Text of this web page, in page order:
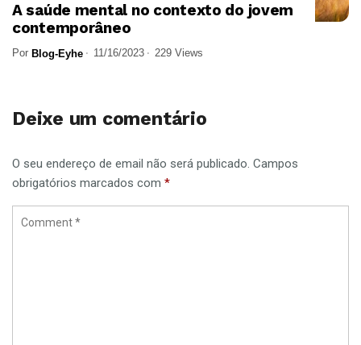
A saúde mental no contexto do jovem
contemporâneo
Por Blog-Eyhe 11/16/2023 229 Views
Deixe um comentário
O seu endereço de email não será publicado. Campos
obrigatórios marcados com *